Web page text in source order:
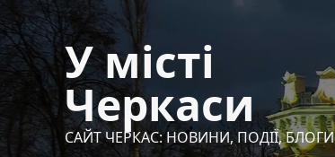
Перейти
до
вмісту
У місті
Черкаси
САЙТ ЧЕРКАС: НОВИНИ, ПОДІЇ, БЛОГИ